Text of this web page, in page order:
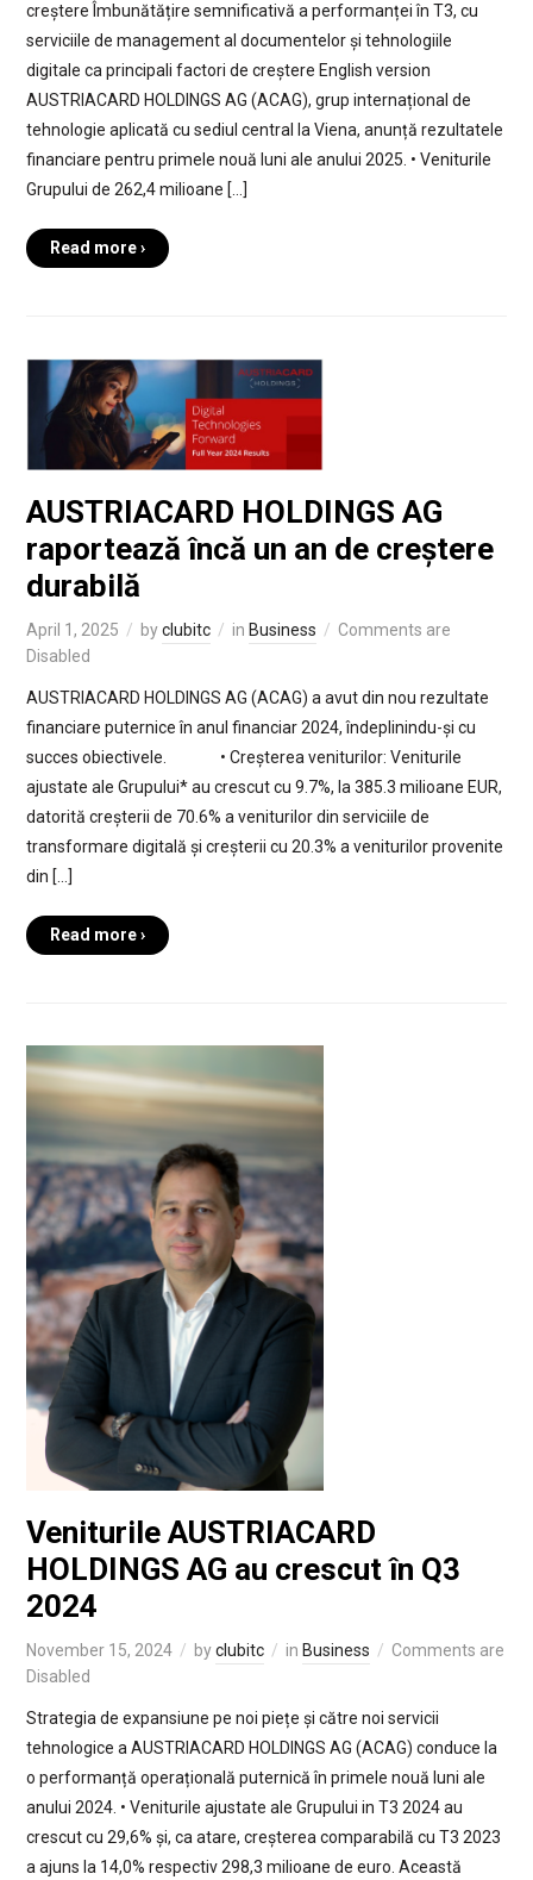
creștere Îmbunătățire semnificativă a performanței în T3, cu
serviciile de management al documentelor și tehnologiile
digitale ca principali factori de creștere English version
AUSTRIACARD HOLDINGS AG (ACAG), grup internațional de
tehnologie aplicată cu sediul central la Viena, anunță rezultatele
financiare pentru primele nouă luni ale anului 2025. • Veniturile
Grupului de 262,4 milioane […]
Read more ›
AUSTRIACARD HOLDINGS AG
raportează încă un an de creștere
durabilă
April 1, 2025 byclubitc in Business
Comments are
Disabled
AUSTRIACARD HOLDINGS AG (ACAG) a avut din nou rezultate
financiare puternice în anul financiar 2024, îndeplinindu-și cu
succes obiectivele. • Creșterea veniturilor: Veniturile
ajustate ale Grupului* au crescut cu 9.7%, la 385.3 milioane EUR,
datorită creșterii de 70.6% a veniturilor din serviciile de
transformare digitală și creșterii cu 20.3% a veniturilor provenite
din […]
Read more ›
Veniturile AUSTRIACARD
HOLDINGS AG au crescut în Q3
2024
November 15, 2024 byclubitc in Business
Comments are
Disabled
Strategia de expansiune pe noi piețe și către noi servicii
tehnologice a AUSTRIACARD HOLDINGS AG (ACAG) conduce la
o performanță operațională puternică în primele nouă luni ale
anului 2024. • Veniturile ajustate ale Grupului in T3 2024 au
crescut cu 29,6% și, ca atare, creșterea comparabilă cu T3 2023
a ajuns la 14,0% respectiv 298,3 milioane de euro. Această